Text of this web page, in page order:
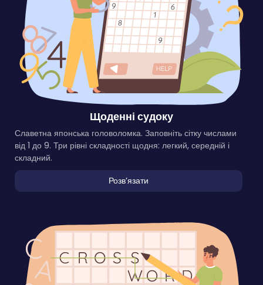
Щоденні судоку
Славетна японська головоломка. Заповніть сітку числами
від 1 до 9. Три рівні складності щодня: легкий, середній і
складний.
Розвʼязати